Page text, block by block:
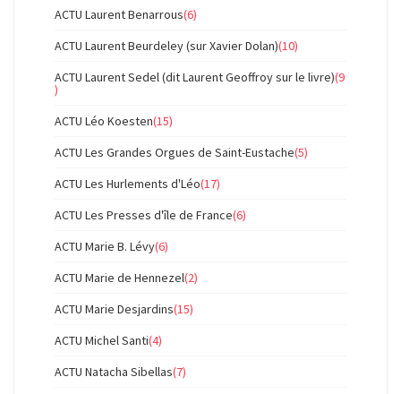
ACTU Laurent Benarrous(6)
ACTU Laurent Beurdeley (sur Xavier Dolan)(10)
ACTU Laurent Sedel (dit Laurent Geoffroy sur le livre)(9
)
ACTU Léo Koesten(15)
ACTU Les Grandes Orgues de Saint-Eustache(5)
ACTU Les Hurlements d'Léo(17)
ACTU Les Presses d'île de France(6)
ACTU Marie B. Lévy(6)
ACTU Marie de Hennezel(2)
ACTU Marie Desjardins(15)
ACTU Michel Santi(4)
ACTU Natacha Sibellas(7)